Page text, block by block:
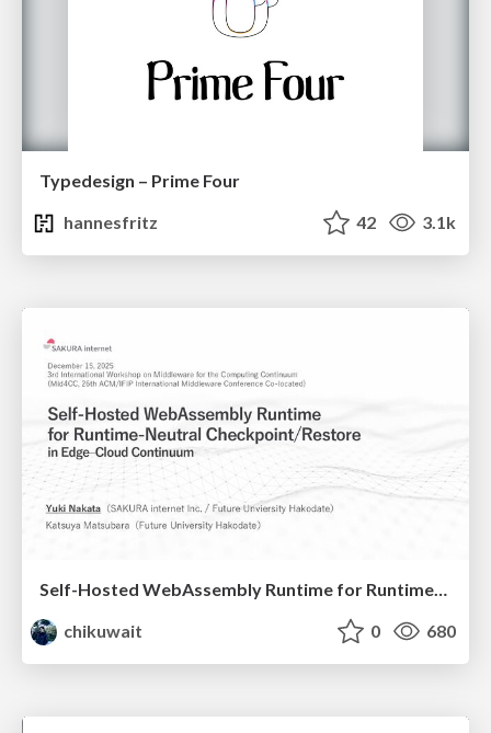
Typedesign – Prime Four
hannesfritz
42 3.1k
Self-Hosted WebAssembly Runtime for Runtime-Neutral Checkpoint/Restore in Edge–Cloud Continuum
chikuwait
0 680